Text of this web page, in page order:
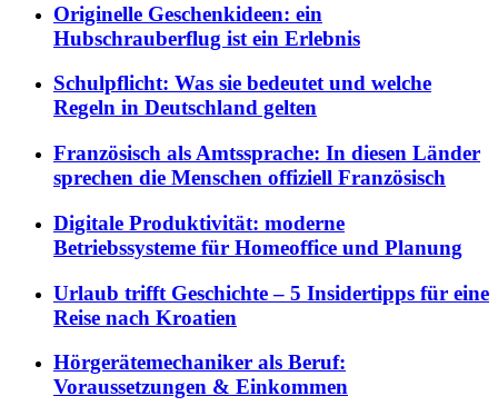
Originelle Geschenkideen: ein
Hubschrauberflug ist ein Erlebnis
Schulpflicht: Was sie bedeutet und welche
Regeln in Deutschland gelten
Französisch als Amtssprache: In diesen Länder
sprechen die Menschen offiziell Französisch
Digitale Produktivität: moderne
Betriebssysteme für Homeoffice und Planung
Urlaub trifft Geschichte – 5 Insidertipps für eine
Reise nach Kroatien
Hörgerätemechaniker als Beruf:
Voraussetzungen & Einkommen